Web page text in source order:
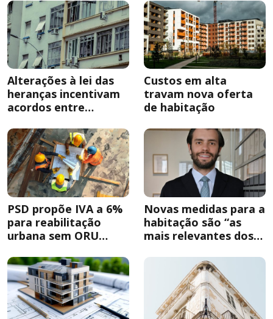
Alterações à lei das
heranças incentivam
acordos entre
Custos em alta
travam nova oferta
de habitação
PSD propõe IVA a 6%
para reabilitação
urbana sem ORU
Novas medidas para a
habitação são “as
mais relevantes dos